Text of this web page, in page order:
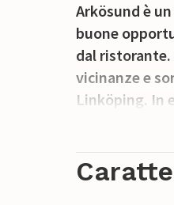
Arkösund è
buone
dal ristorante.
vicinanze e
Linköping. In